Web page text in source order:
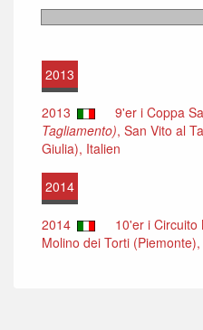
2013
2013 9'er i Coppa
Tagliamento), San Vito al
Giulia), Italien
2014
2014 10'er i Circuito
Molino dei Torti